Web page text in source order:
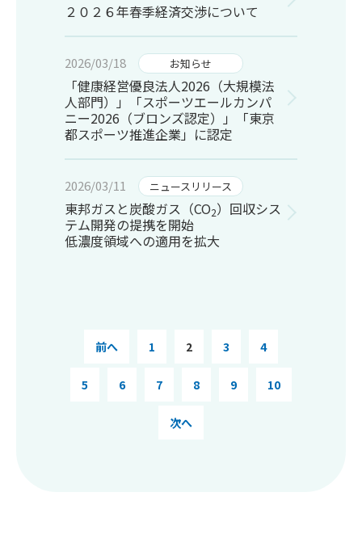
２０２６年春季経済交渉について
2026/03/18 お知らせ
「健康経営優良法人2026（大規模法
人部門）」「スポーツエールカンパ
ニー2026（ブロンズ認定）」「東京
都スポーツ推進企業」に認定
2026/03/11 ニュースリリース
東邦ガスと炭酸ガス（CO2）回収シス
テム開発の提携を開始
低濃度領域への適用を拡大
前へ 1 2 3 4
5 6 7 8 9 10
次へ